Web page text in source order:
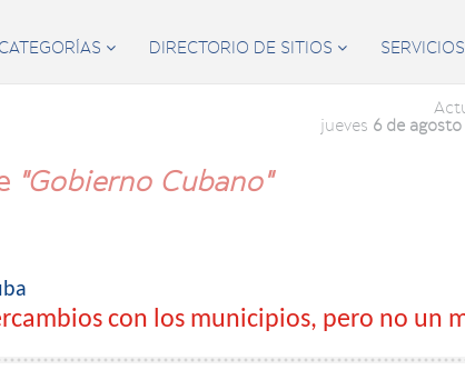
CATEGORÍAS  DIRECTORIO DE SITIOS 
jueves 6 de agosto
"Gobierno Cubano"
con los municipios, pero no un